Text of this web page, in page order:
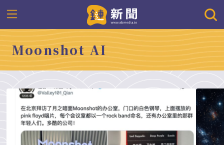
Moonshot AI